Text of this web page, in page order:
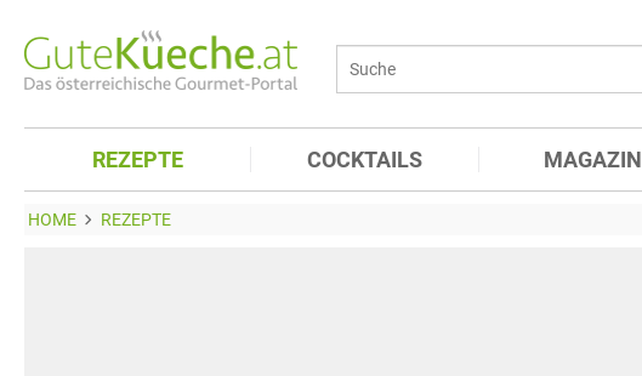
REZEPTE COCKTAILS MAGAZIN
HOME REZEPTE